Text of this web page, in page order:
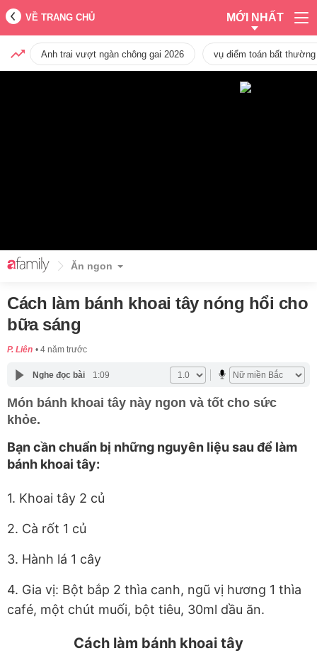
VỀ TRANG CHỦ MỚI NHẤT
Anh trai vượt ngàn chông gai 2026 vụ điểm toán bất
Ăn ngon
Cách làm bánh khoai tây nóng hổi cho
bữa sáng
P. Liên 4 năm trước
Nghe đọc bài 1:09
Món bánh khoai tây này ngon và tốt cho sức
khỏe.
Bạn cần chuẩn bị những nguyên liệu sau để làm
bánh khoai tây:
1. Khoai tây 2 củ
2. Cà rốt 1 củ
3. Hành lá 1 cây
4. Gia vị: Bột bắp 2 thìa canh, ngũ vị hương 1 thìa
café, một chút muối, bột tiêu, 30ml dầu ăn.
Cách làm bánh khoai tây